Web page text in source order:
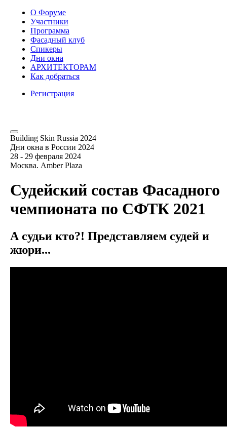
О Форуме
Участники
Программа
Фасадный клуб
Спикеры
Дни окна
АРХИТЕКТОРАМ
Как добраться
Регистрация
Building Skin Russia 2024
Дни окна в России 2024
28 - 29 февраля 2024
Москва. Amber Plaza
Судейский состав Фасадного
чемпионата по СФТК 2021
А судьи кто?! Представляем судей и
жюри...